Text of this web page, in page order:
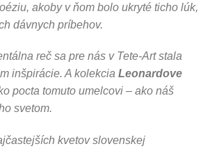
akoby v ňom bolo ukryté ticho lúk,
dávnych príbehov.
reč sa pre nás v Tete-Art stala
inšpirácie. A kolekcia Leonardove
pocta tomuto umelcovi – ako náš
svetom.
kvetov slovenskej